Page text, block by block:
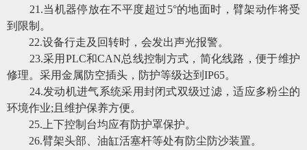
21.当机器停放在不平度超过5°的地面时，臂架动作将受
到限制。
22.设备行走及回转时，会发出声光报警。
23.采用 PLC和CAN总线控制方式，简化线路，便于维护
修理。采用金属防空插头，防护等级达到IP65。
24.发动机进气系统采用封闭式双级过滤，适应多粉尘的
环境作业;且维护保养方便。
25.上下控制台均应有防护罩保护。
26.臂架头部、油缸活塞杆等处有防尘防沙装置。